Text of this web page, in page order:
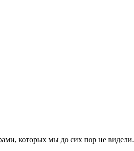
которых мы до сих пор не видели.